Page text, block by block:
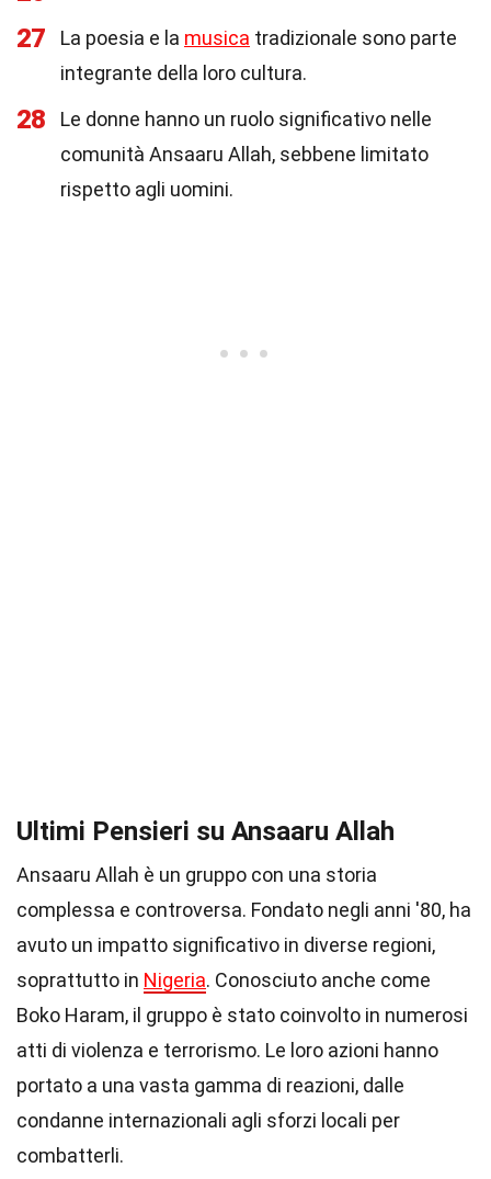
27 La poesia e la musica tradizionale sono parte
integrante della loro cultura.
28
Le donne hanno un ruolo significativo nelle
comunità Ansaaru Allah, sebbene limitato
rispetto agli uomini.
Ultimi Pensieri su Ansaaru Allah
Ansaaru Allah è un gruppo con una storia
complessa e controversa. Fondato negli anni '80, ha
avuto un impatto significativo in diverse regioni,
soprattutto in Nigeria. Conosciuto anche come
Boko Haram, il gruppo è stato coinvolto in numerosi
atti di violenza e terrorismo. Le loro azioni hanno
portato a una vasta gamma di reazioni, dalle
condanne internazionali agli sforzi locali per
combatterli.